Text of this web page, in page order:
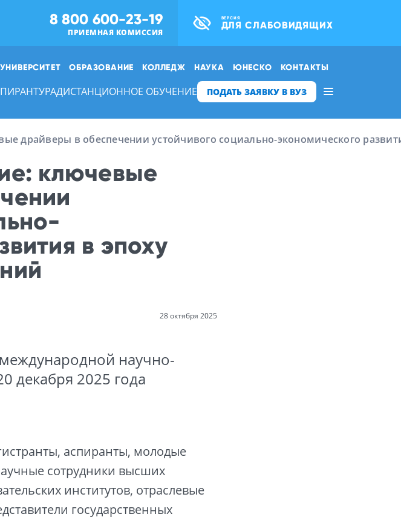
8 800 600-23-19
ПРИЕМНАЯ КОМИССИЯ
ВЕРСИЯ
ДЛЯ СЛАБОВИДЯЩИХ
УНИВЕРСИТЕТ ОБРАЗОВАНИЕ КОЛЛЕДЖ НАУКА ЮНЕСКО КОНТАКТЫ
ДИСТАНЦИОННОЕ ОБУЧЕНИЕ ПОДАТЬ ЗАЯВКУ В ВУЗ
драйверы в обеспечении устойчивого социально-экономического
ключевые
в эпоху
28 октября 2025
научно-
декабря 2025 года
аспиранты, молодые
сотрудники высших
институтов, отраслевые
государственных